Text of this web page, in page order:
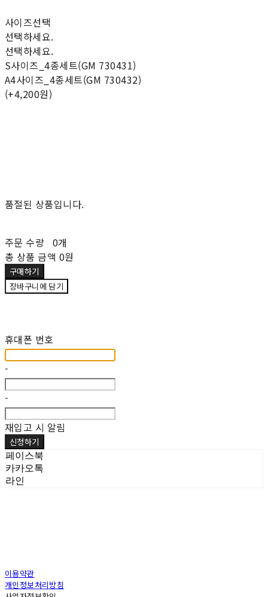
사이즈선택
선택하세요.
선택하세요.
S사이즈_4종세트(GM 730431)
A4사이즈_4종세트(GM 730432)
(+4,200원)
품절된 상품입니다.
주문 수량 0개
총 상품 금액 0원
구매하기
장바구니에 담기
휴대폰 번호
-
-
재입고 시 알림
신청하기
페이스북
카카오톡
라인
이용약관
개인정보처리방침